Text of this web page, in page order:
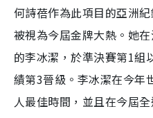
何詩蓓作為此項目的亞洲
被視為今屆金牌大熱。她
的李冰潔，於準決賽第1組
績第3晉級。李冰潔在今年
人最佳時間，並且在今屆